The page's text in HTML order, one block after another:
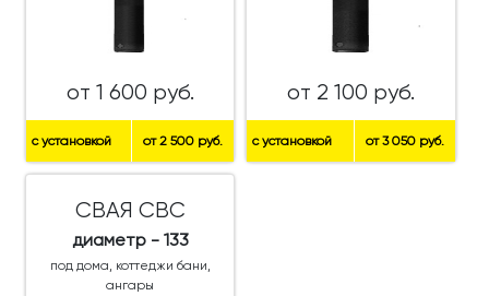
от 1 600 руб.
с установкой от 2 500 руб.
от 2 100 руб.
с установкой от 3 050 руб.
СВАЯ СВС
диаметр - 133
под дома, коттеджи бани,
ангары